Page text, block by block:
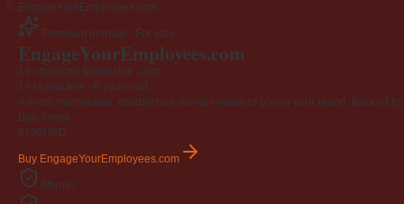
EngageYourEmployees.com
Premium domain · For sale
EngageYourEmployees.com
19-character brandable .com
19 characters · 6 years old
A short, memorable, established domain ready to power your brand. Backed
Buy-it-now
$195USD
Buy EngageYourEmployees.com
Afternic